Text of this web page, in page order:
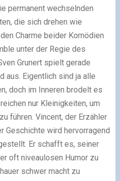
permanent wechselnden
die sich drehen wie
Charme beider Komödien
unter der Regie des
Grunert spielt gerade
aus. Eigentlich sind ja alle
doch im Inneren brodelt es
nur Kleinigkeiten, um
führen. Vincent, der Erzähler
Geschichte wird hervorragend
Er schafft es, seiner
oft niveaulosen Humor zu
schwer macht zu